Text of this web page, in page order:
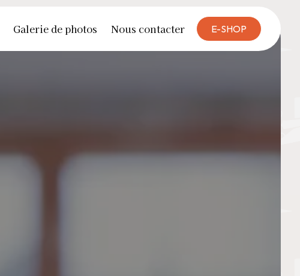
Galerie de photos Nous contacter E-SHOP